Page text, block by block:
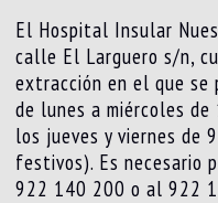
El Hospital Insular
calle El Larguero s/n,
extracción en el que se
de lunes a miércoles
los jueves y viernes de
festivos). Es necesario
922 140 200 o al 922